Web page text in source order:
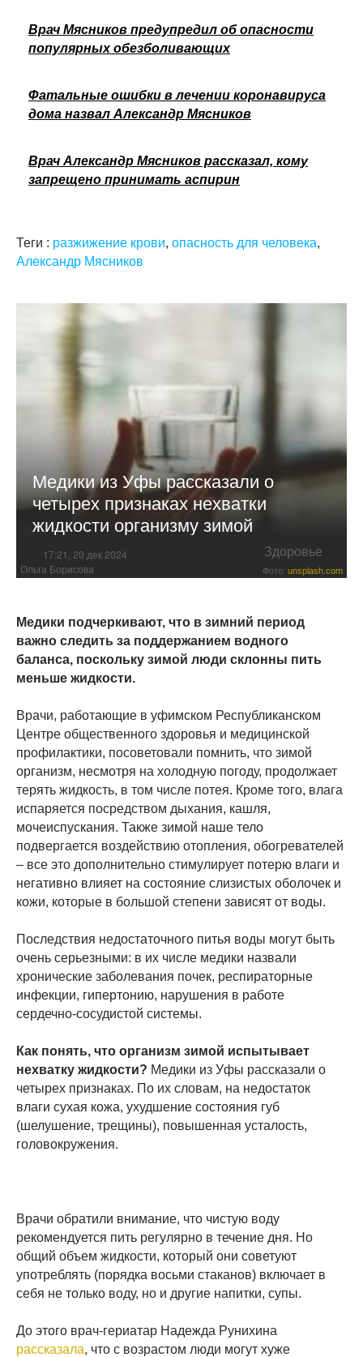
Врач Мясников предупредил об опасности
популярных обезболивающих
Фатальные ошибки в лечении коронавируса
дома назвал Александр Мясников
Врач Александр Мясников рассказал, кому
запрещено принимать аспирин
Теги : разжижение крови, опасность для человека,
Александр Мясников
Медики из Уфы рассказали о
четырех признаках нехватки
жидкости организму зимой
17:21, 20 дек 2024 Здоровье
Ольга Борисова Фото: unsplash.com
Медики подчеркивают, что в зимний период
важно следить за поддержанием водного
баланса, поскольку зимой люди склонны пить
меньше жидкости.
Врачи, работающие в уфимском Республиканском
Центре общественного здоровья и медицинской
профилактики, посоветовали помнить, что зимой
организм, несмотря на холодную погоду, продолжает
терять жидкость, в том числе потея. Кроме того, влага
испаряется посредством дыхания, кашля,
мочеиспускания. Также зимой наше тело
подвергается воздействию отопления, обогревателей
– все это дополнительно стимулирует потерю влаги и
негативно влияет на состояние слизистых оболочек и
кожи, которые в большой степени зависят от воды.
Последствия недостаточного питья воды могут быть
очень серьезными: в их числе медики назвали
хронические заболевания почек, респираторные
инфекции, гипертонию, нарушения в работе
сердечно-сосудистой системы.
Как понять, что организм зимой испытывает
нехватку жидкости? Медики из Уфы рассказали о
четырех признаках. По их словам, на недостаток
влаги сухая кожа, ухудшение состояния губ
(шелушение, трещины), повышенная усталость,
головокружения.
Врачи обратили внимание, что чистую воду
рекомендуется пить регулярно в течение дня. Но
общий объем жидкости, который они советуют
употреблять (порядка восьми стаканов) включает в
себя не только воду, но и другие напитки, супы.
До этого врач-гериатар Надежда Рунихина
рассказала, что с возрастом люди могут хуже